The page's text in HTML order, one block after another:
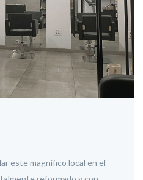
este magnífico local en el